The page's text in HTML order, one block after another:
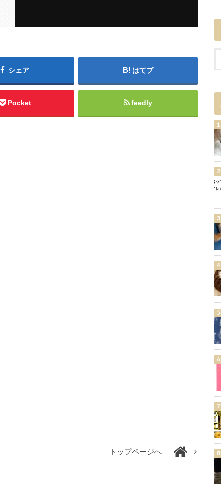
シェア はてブ
Pocket feedly
トップページへ